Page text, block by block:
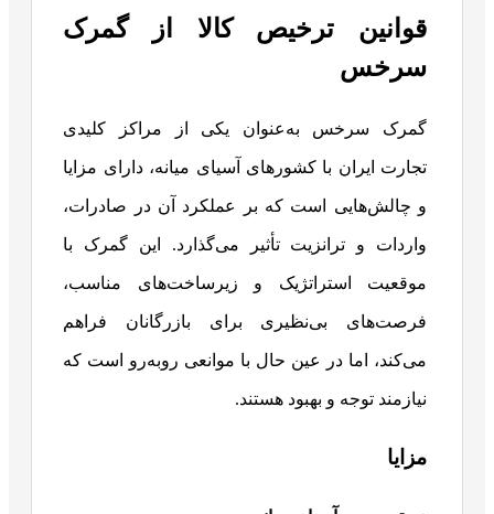
قوانین ترخیص کالا از گمرک
سرخس
گمرک سرخس به‌عنوان یکی از مراکز کلیدی
تجارت ایران با کشورهای آسیای میانه، دارای مزایا
و چالش‌هایی است که بر عملکرد آن در صادرات،
واردات و ترانزیت تأثیر می‌گذارد. این گمرک با
موقعیت استراتژیک و زیرساخت‌های مناسب،
فرصت‌های بی‌نظیری برای بازرگانان فراهم
می‌کند، اما در عین حال با موانعی روبه‌رو است که
نیازمند توجه و بهبود هستند.
مزایا